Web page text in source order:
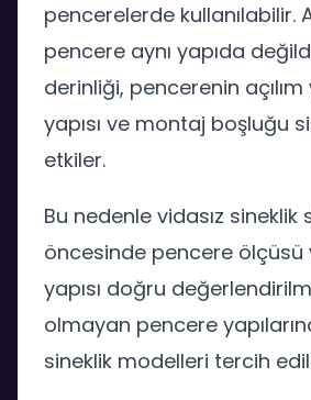
pencerelerde kullanılabilir.
pencere aynı yapıda
derinliği, pencerenin
yapısı ve montaj boşluğu
etkiler.
Bu nedenle vidasız sineklik
öncesinde pencere
yapısı doğru
olmayan pencere
sineklik modelleri tercih